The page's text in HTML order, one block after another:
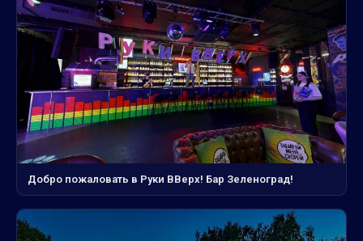
Добро пожаловать в Руки ВВерх! Бар Зеленоград!